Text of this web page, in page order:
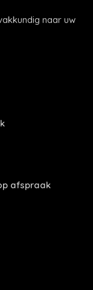
naar uw
afspraak